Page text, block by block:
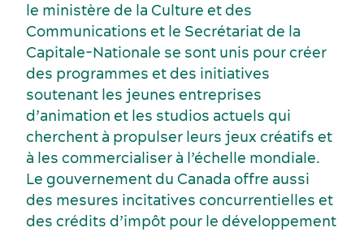
Activités et expériences
le ministère de la Culture et des
Communications et le Secrétariat de la
Capitale-Nationale se sont unis pour créer
des programmes et des initiatives
soutenant les jeunes entreprises
d’animation et les studios actuels qui
cherchent à propulser leurs jeux créatifs et
à les commercialiser à l’échelle mondiale.
Le gouvernement du Canada offre aussi
des mesures incitatives concurrentielles et
des crédits d’impôt pour le développement